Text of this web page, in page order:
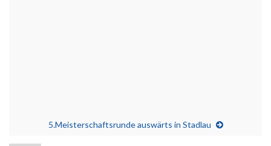
5.Meisterschaftsrunde auswärts in Stadlau